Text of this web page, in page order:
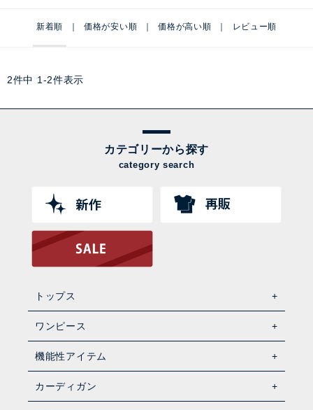
新着順 価格が安い順 価格が高い順 レビュー順
2件中 1 -2件表示
カテゴリーから探す
category search
トップス
ワンピース
機能性アイテム
カーディガン